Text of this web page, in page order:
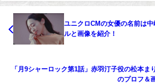
ユニクロCMの女優の名前は
ルと画像を紹介！
「月9シャーロック第1話」赤羽汀子役の松本ま
のプロフ＆